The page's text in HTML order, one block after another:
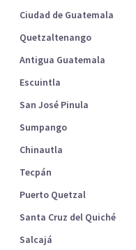
Ciudad de Guatemala
Quetzaltenango
Antigua Guatemala
Escuintla
San José Pinula
Sumpango
Chinautla
Tecpán
Puerto Quetzal
Santa Cruz del Quiché
Salcajá